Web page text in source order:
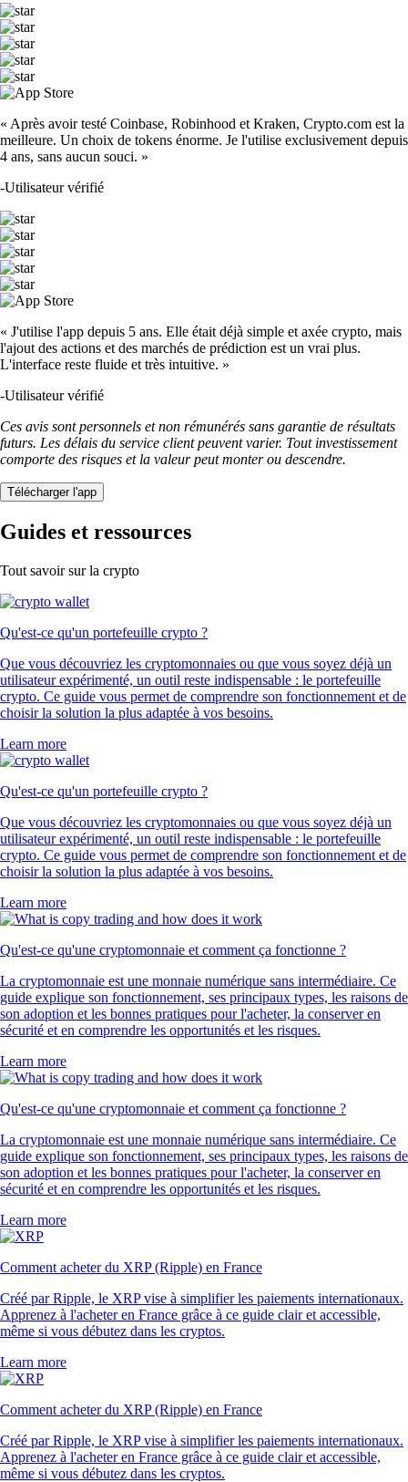
« Après avoir testé Coinbase, Robinhood et Kraken, Crypto.com est la
meilleure. Un choix de tokens énorme. Je l'utilise exclusivement depuis
4 ans, sans aucun souci. »
-Utilisateur vérifié
« J'utilise l'app depuis 5 ans. Elle était déjà simple et axée crypto, mais
l'ajout des actions et des marchés de prédiction est un vrai plus.
L'interface reste fluide et très intuitive. »
-Utilisateur vérifié
Ces avis sont personnels et non rémunérés sans garantie de résultats
futurs. Les délais du service client peuvent varier. Tout investissement
comporte des risques et la valeur peut monter ou descendre.
Télécharger l'app
Guides et ressources
Tout savoir sur la crypto
Qu'est-ce qu'un portefeuille crypto ?
Que vous découvriez les cryptomonnaies ou que vous soyez déjà un
utilisateur expérimenté, un outil reste indispensable : le portefeuille
crypto. Ce guide vous permet de comprendre son fonctionnement et de
choisir la solution la plus adaptée à vos besoins.
Learn more
Qu'est-ce qu'un portefeuille crypto ?
Que vous découvriez les cryptomonnaies ou que vous soyez déjà un
utilisateur expérimenté, un outil reste indispensable : le portefeuille
crypto. Ce guide vous permet de comprendre son fonctionnement et de
choisir la solution la plus adaptée à vos besoins.
Learn more
Qu'est-ce qu'une cryptomonnaie et comment ça fonctionne ?
La cryptomonnaie est une monnaie numérique sans intermédiaire. Ce
guide explique son fonctionnement, ses principaux types, les raisons de
son adoption et les bonnes pratiques pour l'acheter, la conserver en
sécurité et en comprendre les opportunités et les risques.
Learn more
Qu'est-ce qu'une cryptomonnaie et comment ça fonctionne ?
La cryptomonnaie est une monnaie numérique sans intermédiaire. Ce
guide explique son fonctionnement, ses principaux types, les raisons de
son adoption et les bonnes pratiques pour l'acheter, la conserver en
sécurité et en comprendre les opportunités et les risques.
Learn more
Comment acheter du XRP (Ripple) en France
Créé par Ripple, le XRP vise à simplifier les paiements internationaux.
Apprenez à l'acheter en France grâce à ce guide clair et accessible,
même si vous débutez dans les cryptos.
Learn more
Comment acheter du XRP (Ripple) en France
Créé par Ripple, le XRP vise à simplifier les paiements internationaux.
Apprenez à l'acheter en France grâce à ce guide clair et accessible,
même si vous débutez dans les cryptos.